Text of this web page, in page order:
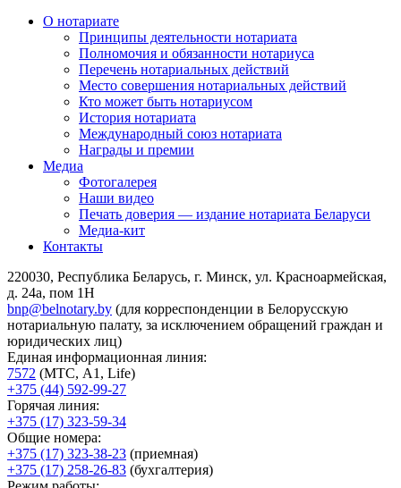
О нотариате
Принципы деятельности нотариата
Полномочия и обязанности нотариуса
Перечень нотариальных действий
Место совершения нотариальных действий
Кто может быть нотариусом
История нотариата
Международный союз нотариата
Награды и премии
Медиа
Фотогалерея
Наши видео
Печать доверия — издание нотариата Беларуси
Медиа-кит
Контакты
220030, Республика Беларусь, г. Минск, ул. Красноармейская,
д. 24а, пом 1Н
bnp@belnotary.by (для корреспонденции в Белорусскую
нотариальную палату, за исключением обращений граждан и
юридических лиц)
Единая информационная линия:
7572 (МТС, A1, Life)
+375 (44) 592-99-27
Горячая линия:
+375 (17) 323-59-34
Общие номера:
+375 (17) 323-38-23 (приемная)
+375 (17) 258-26-83 (бухгалтерия)